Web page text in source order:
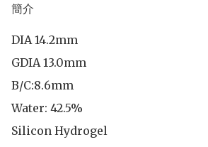
簡介
DIA 14.2mm
GDIA 13.0mm
B/C:8.6mm
Water: 42.5%
Silicon Hydrogel